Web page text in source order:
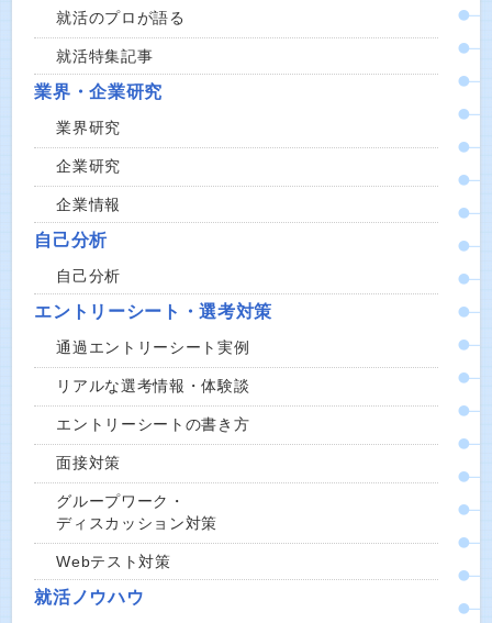
就活のプロが語る
就活特集記事
業界・企業研究
業界研究
企業研究
企業情報
自己分析
自己分析
エントリーシート・選考対策
通過エントリーシート実例
リアルな選考情報・体験談
エントリーシートの書き方
面接対策
グループワーク・
ディスカッション対策
Webテスト対策
就活ノウハウ